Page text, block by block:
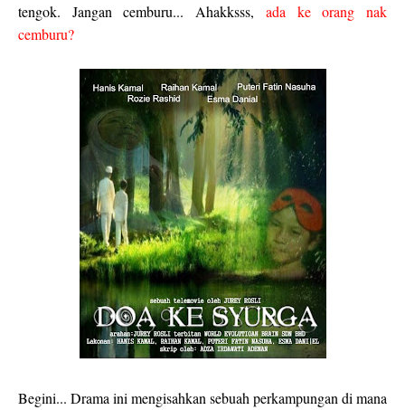
tengok. Jangan cemburu... Ahakksss, ada ke orang nak
cemburu?
Begini... Drama ini mengisahkan sebuah perkampungan di mana